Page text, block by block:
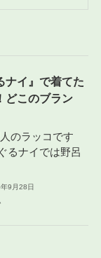
ナイ』で着てた
どこのブラン
のラッコです
るナイでは野呂
9月28日